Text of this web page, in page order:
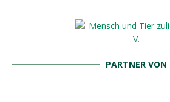
PARTNER VON